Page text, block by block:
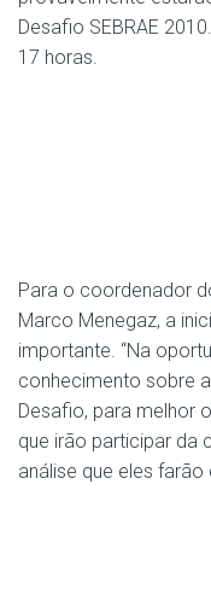
Desafio SEBRAE
17 horas.
Para o coordenador
Marco Menegaz, a
importante. “Na
conhecimento sobre
Desafio, para melhor
que irão participar da
análise que eles